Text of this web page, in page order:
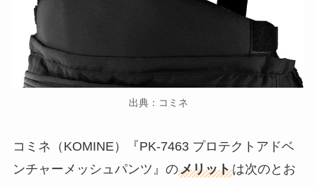
出典：コミネ
コミネ（KOMINE）『PK-7463 プロテクトアドベ
ンチャーメッシュパンツ』のメリットは次のとお